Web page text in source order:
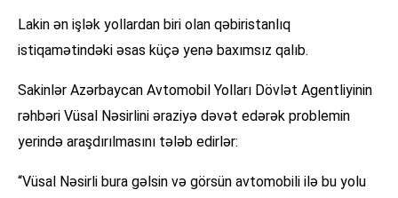
Lakin ən işlək yollardan biri olan qəbiristanlıq
istiqamətindəki əsas küçə yenə baxımsız qalıb.
Sakinlər Azərbaycan Avtomobil Yolları Dövlət Agentliyinin
rəhbəri Vüsal Nəsirlini əraziyə dəvət edərək problemin
yerində araşdırılmasını tələb edirlər:
“Vüsal Nəsirli bura gəlsin və görsün avtomobili ilə bu yolu